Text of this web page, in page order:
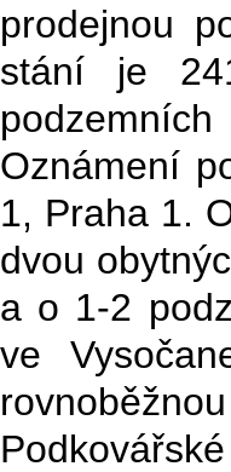
prodejnou
stání je
Oznámení
1, Praha 1.
dvou
a o 1-2
ve